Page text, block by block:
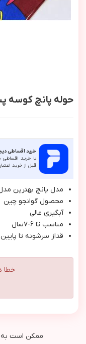
حوله پانچ کوسه
خرید اقساطی
با خرید
قبل از خرید
مدل پانچ بهترين
محصول گوانجو چين
آبگيري عالي
مناسب تا ٦-٧سال
قداز سرشونه تا پايين
خطا
ممکن است به